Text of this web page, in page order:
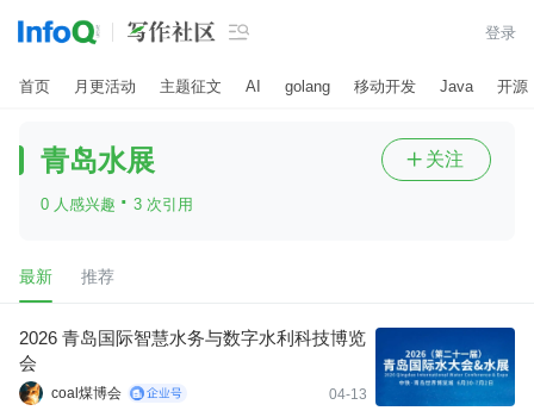
 登录
首页 月更活动 主题征文 AI golang 移动开发 Java 开源
青岛水展
0 人感兴趣 · 3 次引用
 关注
最新 推荐
2026 青岛国际智慧水务与数字水利科技博览
会
coal煤博会 04-13